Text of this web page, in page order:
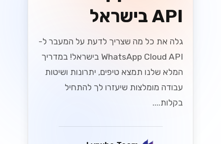
WhatsApp
Business API
עבור SMBs
ישראליים
כיצד לשפר את המעורבות של הלקוחות